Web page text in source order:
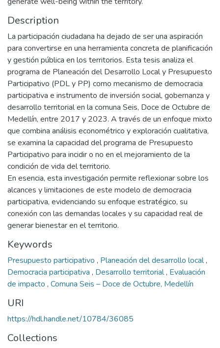
Description
La participación ciudadana ha dejado de ser una aspiración
para convertirse en una herramienta concreta de planificación
y gestión pública en los territorios. Esta tesis analiza el
programa de Planeación del Desarrollo Local y Presupuesto
Participativo (PDL y PP) como mecanismo de democracia
participativa e instrumento de inversión social, gobernanza y
desarrollo territorial en la comuna Seis, Doce de Octubre de
Medellín, entre 2017 y 2023. A través de un enfoque mixto
que combina análisis econométrico y exploración cualitativa,
se examina la capacidad del programa de Presupuesto
Participativo para incidir o no en el mejoramiento de la
condición de vida del territorio.
En esencia, esta investigación permite reflexionar sobre los
alcances y limitaciones de este modelo de democracia
participativa, evidenciando su enfoque estratégico, su
conexión con las demandas locales y su capacidad real de
generar bienestar en el territorio.
Keywords
Presupuesto participativo , Planeación del desarrollo local,
Democracia participativa , Desarrollo territorial, Evaluación
de impacto , Comuna Seis – Doce de Octubre, Medellín
URI
https://hdl.handle.net/10784/36085
Collections